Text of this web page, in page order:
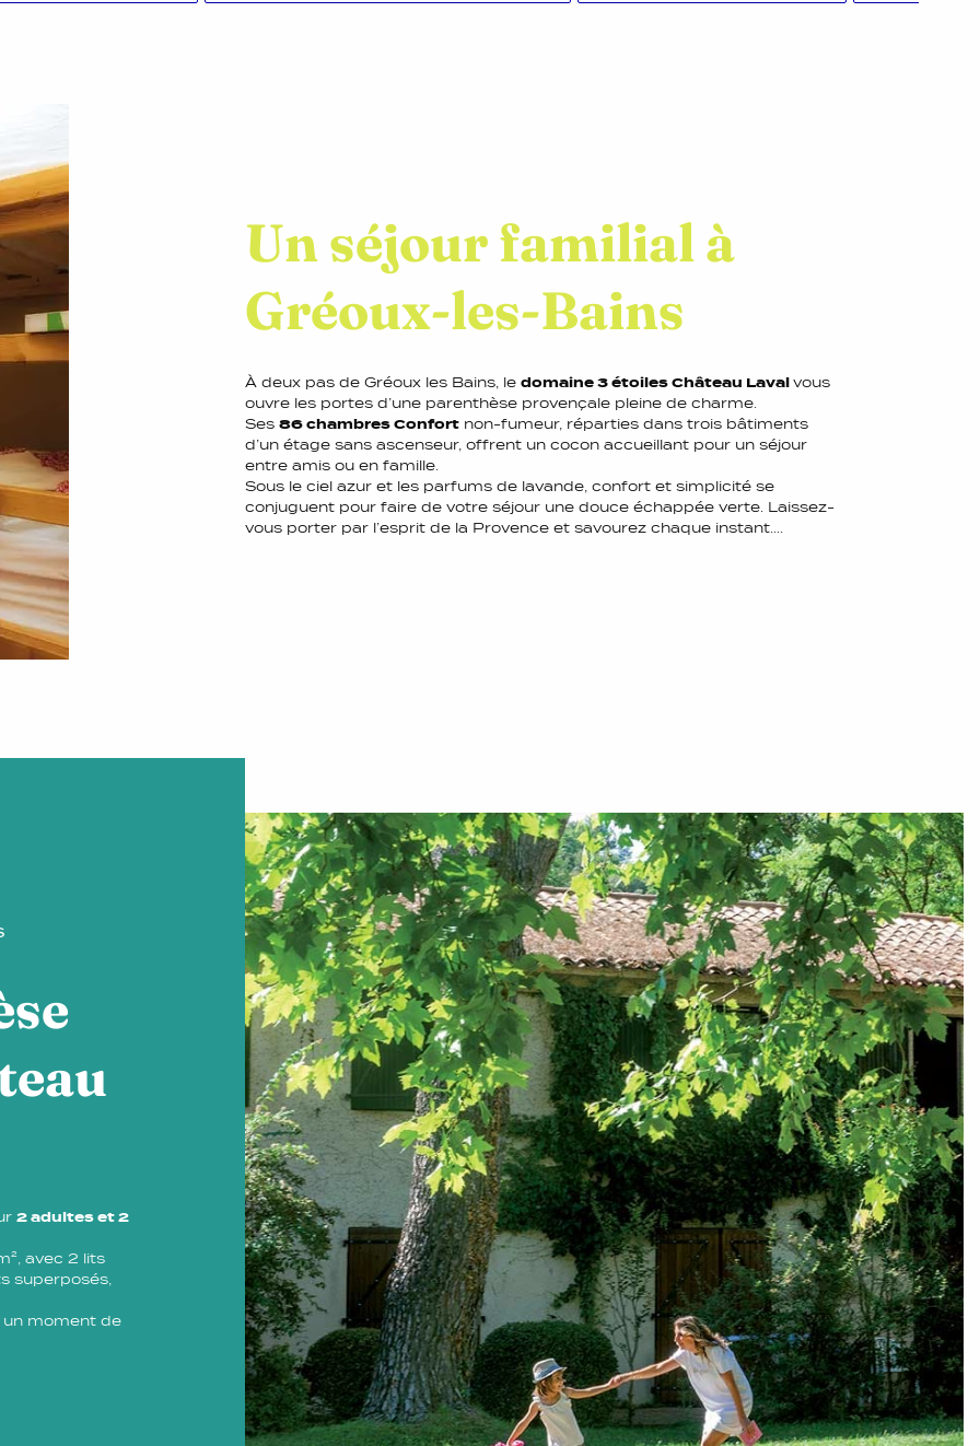
Un séjour familial à
Gréoux-les-Bains
À deux pas de Gréoux les Bains, le domaine 3 étoiles Château Laval vous
ouvre les portes d’une parenthèse provençale pleine de charme.
Ses 86 chambres Confort non-fumeur, réparties dans trois bâtiments
d’un étage sans ascenseur, offrent un cocon accueillant pour un séjour
entre amis ou en famille.
Sous le ciel azur et les parfums de lavande, confort et simplicité se
conjuguent pour faire de votre séjour une douce échappée verte. Laissez-
vous porter par l’esprit de la Provence et savourez chaque instant….
2 adultes et 2
avec 2 lits
superposés,
un moment de